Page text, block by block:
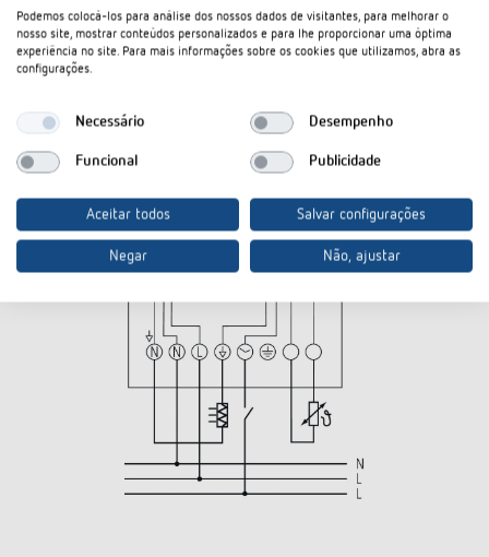
Podemos colocá-los para análise dos nossos dados de visitantes, para melhorar o
nosso site, mostrar conteúdos personalizados e para lhe proporcionar uma óptima
experiência no site. Para mais informações sobre os cookies que utilizamos, abra as
configurações.
Necessário Desempenho
Funcional Publicidade
Aceitar todos Salvar configurações
Negar Não, ajustar